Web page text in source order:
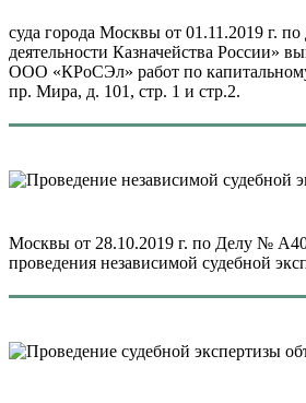
суда города Москвы от 01.11.2019
деятельности Казначейства России»
ООО «КРоСЭл» работ по
пр. Мира, д. 101, стр. 1 и стр.2.
Москвы от 28.10.2019 г. по Делу №
проведения независимой судебной